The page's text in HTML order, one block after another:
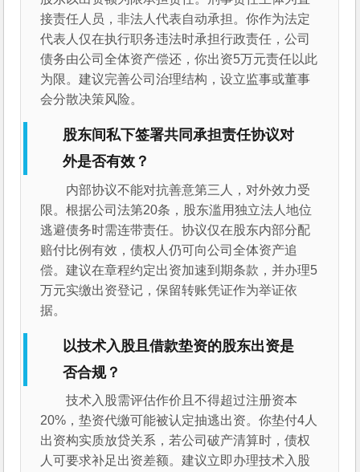
接责任人员，非法人代表自动承担。你作为法定
代表人仅在执行职务违法时承担行政责任，公司
债务由公司全体资产偿还，你出资5万元责任以此
为限。建议完善公司治理结构，设立监事或董事
会分散决策风险。
股东间私下签署共同承担责任协议对
外是否有效？
内部协议不能对抗善意第三人，对外效力受
限。根据公司法第20条，股东滥用独立法人地位
逃避债务时需连带责任。协议仅在股东内部分配
赔付比例有效，债权人仍可向公司全体资产追
偿。建议在章程约定出资加速到期条款，并办理5
万元实缴出资登记，保留转账凭证作为举证依
据。
以技术入股且借款垫资的股东出资是
否合规？
技术入股需评估作价且不得超过注册资本
20%，垫资代缴可能被认定抽逃出资。你垫付4人
出资构实质放贷关系，若公司破产清算时，债权
人可要求补足出资差额。建议立即办理技术入股